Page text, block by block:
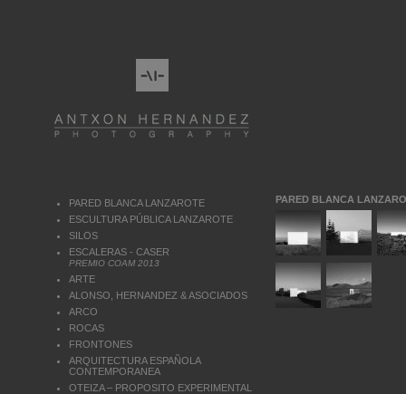
PARED BLANCA LANZAROTE
ESCULTURA PÚBLICA LANZAROTE
SILOS
ESCALERAS - CASER
PREMIO COAM 2013
ARTE
ALONSO, HERNANDEZ & ASOCIADOS
ARCO
ROCAS
FRONTONES
ARQUITECTURA ESPAÑOLA
CONTEMPORANEA
OTEIZA – PROPOSITO EXPERIMENTAL
PARED BLANCA